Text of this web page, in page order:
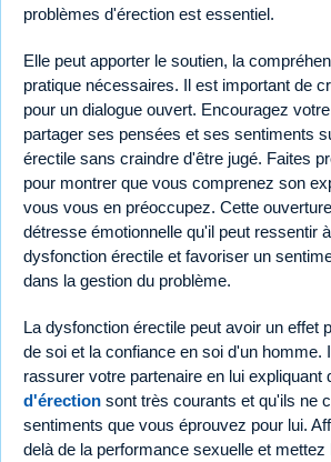
problèmes d'érection est essentiel.
Elle peut apporter le soutien, la
pratique nécessaires. Il est important de
pour un dialogue ouvert. Encouragez
partager ses pensées et ses sentiments
érectile sans craindre d'être jugé. Faites
pour montrer que vous comprenez son
vous vous en préoccupez. Cette
détresse émotionnelle qu'il peut ressentir
dysfonction érectile et favoriser un
dans la gestion du problème.
La dysfonction érectile peut avoir un effet
de soi et la confiance en soi d'un homme.
rassurer votre partenaire en lui expliquant
d'érection sont très courants et qu'ils ne
sentiments que vous éprouvez pour lui.
delà de la performance sexuelle et